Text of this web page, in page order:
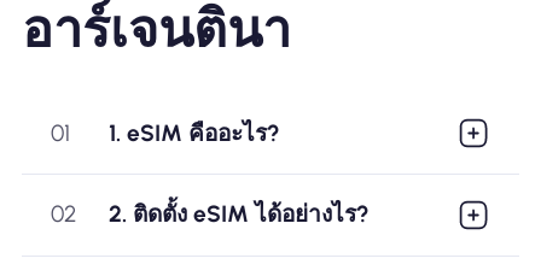
อาร์เจนตินา
01 1. eSIM คืออะไร?
02 2. ติดตั้ง eSIM ได้อย่างไร?